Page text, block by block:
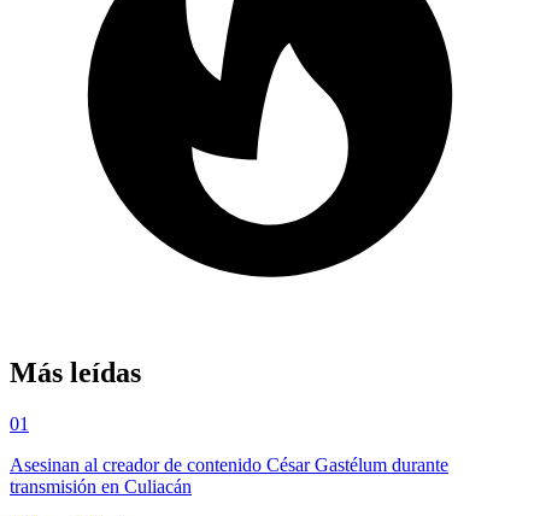
Más leídas
01
Asesinan al creador de contenido César Gastélum durante
transmisión en Culiacán